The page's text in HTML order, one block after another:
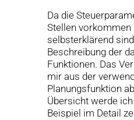
Da die
Stellen vorkommen
selbsterklärend
Beschreibung der
Funktionen. Das
mir aus der
Planungsfunktion
Übersicht werde
Beispiel im Detail